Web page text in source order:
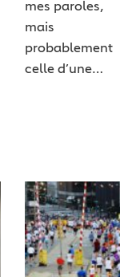
mes paroles,
mais
probablement
celle d’une…